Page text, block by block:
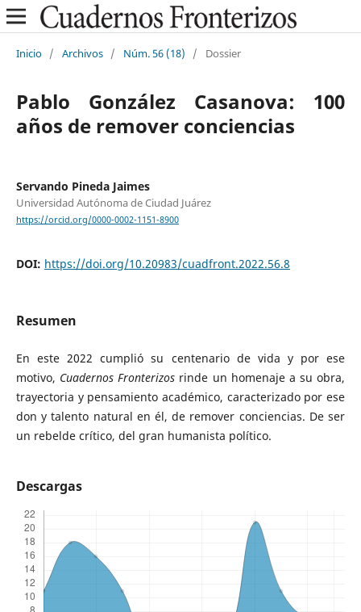
Inicio / Archivos / Núm. 56 (18) / Dossier
Pablo González Casanova: 100
años de remover conciencias
Servando Pineda Jaimes
Universidad Autónoma de Ciudad Juárez
https://orcid.org/0000-0002-1151-8900
DOI: https://doi.org/10.20983/cuadfront.2022.56.8
Resumen
En este 2022 cumplió su centenario de vida y por ese
motivo, Cuadernos Fronterizos rinde un homenaje a su obra,
trayectoria y pensamiento académico, caracterizado por ese
don y talento natural en él, de remover conciencias. De ser
un rebelde crítico, del gran humanista político.
Descargas